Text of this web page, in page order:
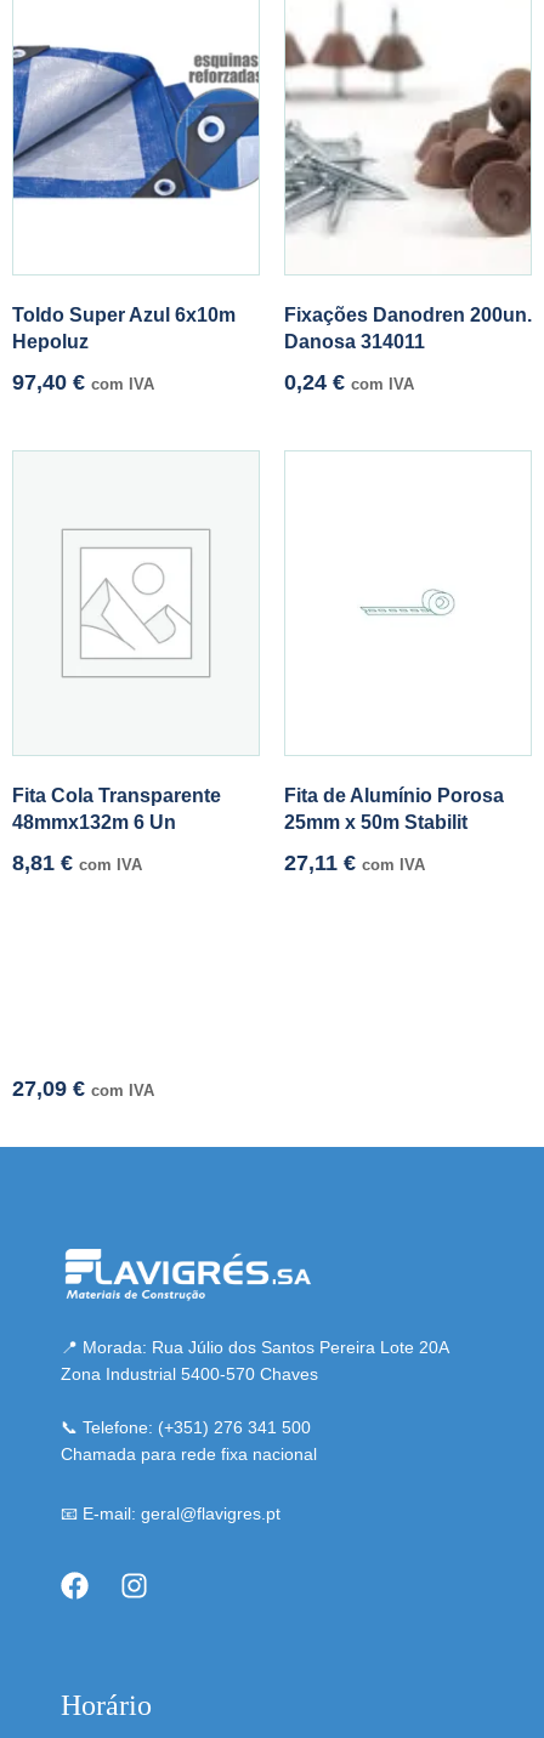
Toldo Super Azul 6x10m
Hepoluz
97,40 € com IVA
Fixações Danodren 200un.
Danosa 314011
0,24 € com IVA
Fita Cola Transparente
48mmx132m 6 Un
8,81 € com IVA
Fita de Alumínio Porosa
25mm x 50m Stabilit
27,11 € com IVA
27,09 € com IVA
📍 Morada: Rua Júlio dos Santos Pereira Lote 20A
Zona Industrial 5400-570 Chaves
📞 Telefone: (+351) 276 341 500
Chamada para rede fixa nacional
📧 E-mail: geral@flavigres.pt
Horário